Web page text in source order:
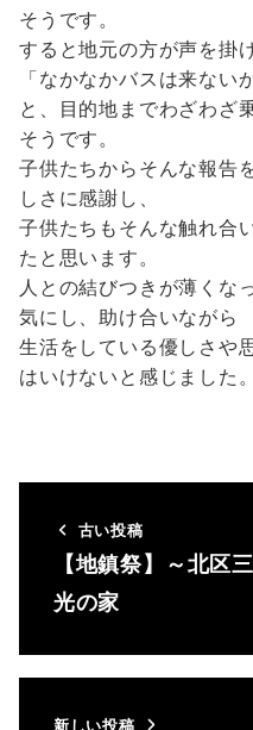
そうです。
すると地元の方が声を掛
「なかなかバスは来ない
と、目的地までわざわざ
そうです。
子供たちからそんな報告
しさに感謝し、
子供たちもそんな触れ合
たと思います。
人との結びつきが薄くな
気にし、助け合いながら
生活をしている優しさや
はいけないと感じました。
古い投稿
【地鎮祭】～北区
光の家
新しい投稿